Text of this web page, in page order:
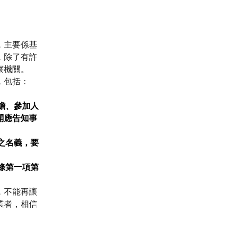
主要係基
除了有許
關。
括：
、參加人
應告知事
名義，要
第一項第
不能再讓
者，相信